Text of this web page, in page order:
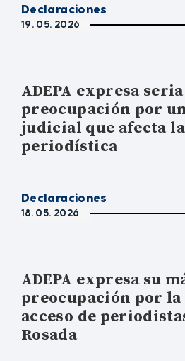
Declaraciones
19. 05. 2026
ADEPA expresa seria
preocupación por
judicial que afecta
periodística
Declaraciones
18. 05. 2026
ADEPA expresa su
preocupación por
acceso de
Rosada